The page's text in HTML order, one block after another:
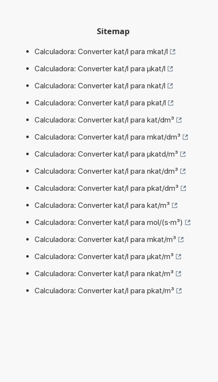
Sitemap
Calculadora: Converter kat/l para mkat/l
Calculadora: Converter kat/l para µkat/l
Calculadora: Converter kat/l para nkat/l
Calculadora: Converter kat/l para pkat/l
Calculadora: Converter kat/l para kat/dm³
Calculadora: Converter kat/l para mkat/dm³
Calculadora: Converter kat/l para µkatd/m³
Calculadora: Converter kat/l para nkat/dm³
Calculadora: Converter kat/l para pkat/dm³
Calculadora: Converter kat/l para kat/m³
Calculadora: Converter kat/l para mol/(s·m³)
Calculadora: Converter kat/l para mkat/m³
Calculadora: Converter kat/l para µkat/m³
Calculadora: Converter kat/l para nkat/m³
Calculadora: Converter kat/l para pkat/m³